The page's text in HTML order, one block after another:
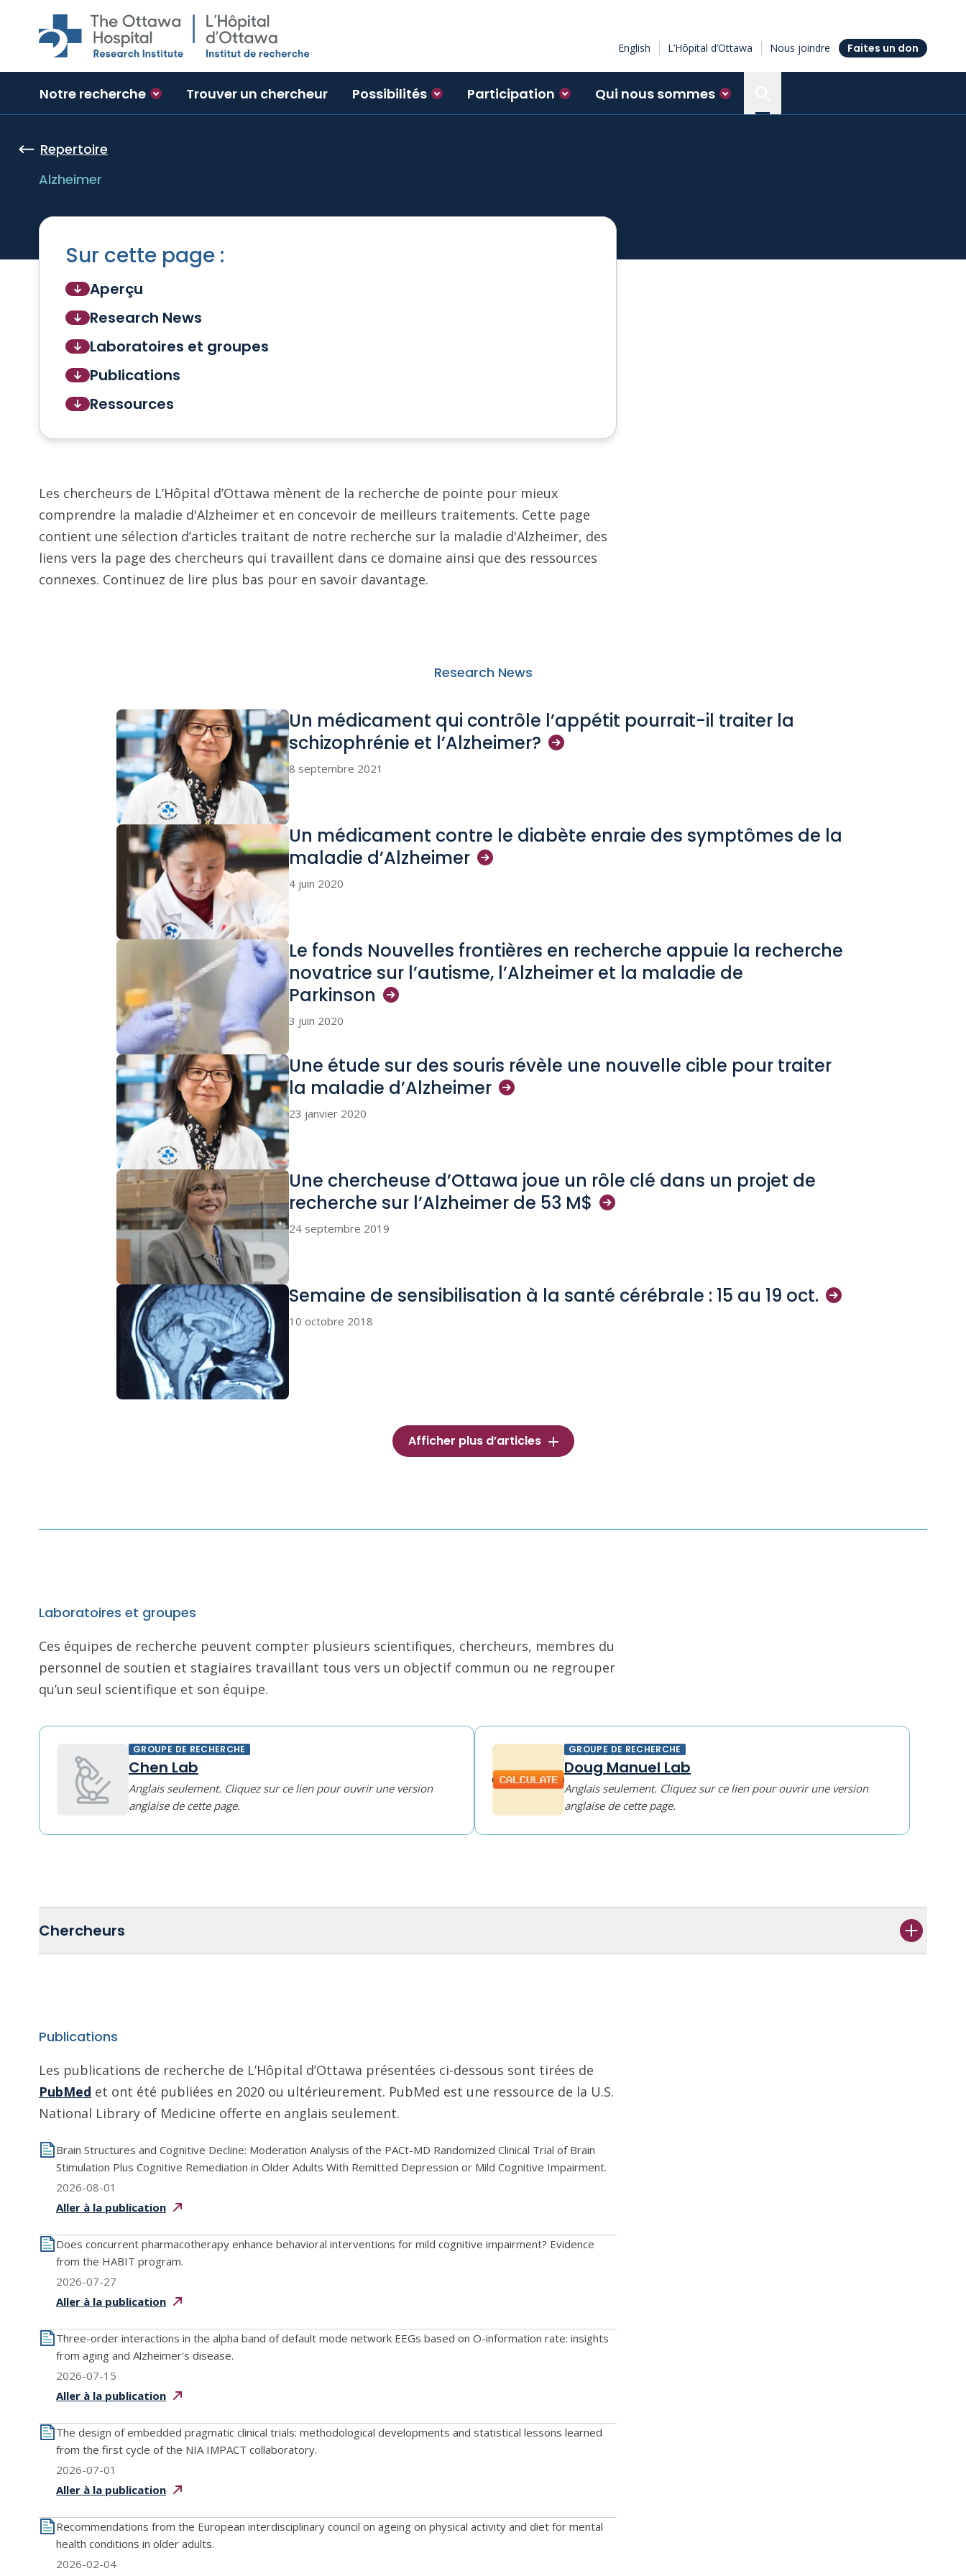
Skip to main content
English L’Hôpital d’Ottawa Nous joindre Faites un don
Notre recherche Trouver un chercheur Possibilités Participation Qui nous sommes
Repertoire
Alzheimer
Sur cette page :
Aperçu
Research News
Laboratoires et groupes
Publications
Ressources
Les chercheurs de L’Hôpital d’Ottawa mènent de la recherche de pointe pour mieux
comprendre la maladie d'Alzheimer et en concevoir de meilleurs traitements. Cette page
contient une sélection d’articles traitant de notre recherche sur la maladie d'Alzheimer, des
liens vers la page des chercheurs qui travaillent dans ce domaine ainsi que des ressources
connexes. Continuez de lire plus bas pour en savoir davantage.
Research News
Un médicament qui contrôle l’appétit pourrait-il traiter la
schizophrénie et l’Alzheimer?
8 septembre 2021
Un médicament contre le diabète enraie des symptômes de la
maladie d’Alzheimer
4 juin 2020
Le fonds Nouvelles frontières en recherche appuie la recherche
novatrice sur l’autisme, l’Alzheimer et la maladie de
Parkinson
3 juin 2020
Une étude sur des souris révèle une nouvelle cible pour traiter
la maladie d’Alzheimer
23 janvier 2020
Une chercheuse d’Ottawa joue un rôle clé dans un projet de
recherche sur l’Alzheimer de 53 M$
24 septembre 2019
Semaine de sensibilisation à la santé cérébrale : 15 au 19 oct.
10 octobre 2018
Afficher plus d’articles
Laboratoires et groupes
Ces équipes de recherche peuvent compter plusieurs scientifiques, chercheurs, membres du
personnel de soutien et stagiaires travaillant tous vers un objectif commun ou ne regrouper
qu’un seul scientifique et son équipe.
GROUPE DE RECHERCHE
Chen Lab
Anglais seulement. Cliquez sur ce lien pour ouvrir une version
anglaise de cette page.
GROUPE DE RECHERCHE
Doug Manuel Lab
Anglais seulement. Cliquez sur ce lien pour ouvrir une version
anglaise de cette page.
Chercheurs
Publications
Les publications de recherche de L’Hôpital d’Ottawa présentées ci-dessous sont tirées de
PubMed et ont été publiées en 2020 ou ultérieurement. PubMed est une ressource de la U.S.
National Library of Medicine offerte en anglais seulement.
Brain Structures and Cognitive Decline: Moderation Analysis of the PACt-MD Randomized Clinical Trial of Brain
Stimulation Plus Cognitive Remediation in Older Adults With Remitted Depression or Mild Cognitive Impairment.
2026-08-01
Aller à la publication
Does concurrent pharmacotherapy enhance behavioral interventions for mild cognitive impairment? Evidence
from the HABIT program.
2026-07-27
Aller à la publication
Three-order interactions in the alpha band of default mode network EEGs based on O-information rate: insights
from aging and Alzheimer's disease.
2026-07-15
Aller à la publication
The design of embedded pragmatic clinical trials: methodological developments and statistical lessons learned
from the first cycle of the NIA IMPACT collaboratory.
2026-07-01
Aller à la publication
Recommendations from the European interdisciplinary council on ageing on physical activity and diet for mental
health conditions in older adults.
2026-02-04